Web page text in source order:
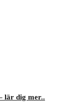
lär dig mer..